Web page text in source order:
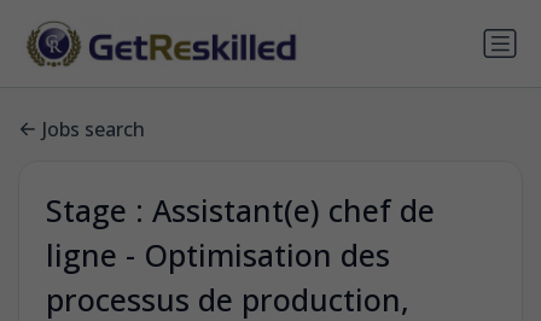
Jobs search
Stage : Assistant(e) chef de
ligne - Optimisation des
processus de production,